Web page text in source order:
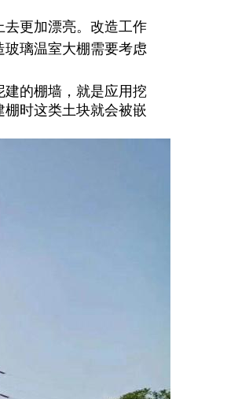
更加漂亮。改造工作
璃温室大棚需要考虑
的棚墙，就是应用挖
时这类土块就会被嵌